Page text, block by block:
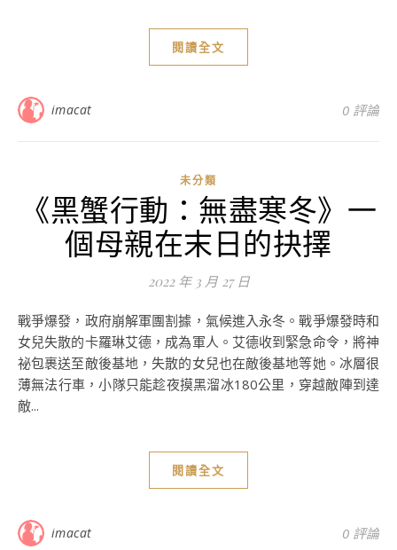
閱讀全文
imacat 0 評論
未分類
《黑蟹行動：無盡寒冬》一
個母親在末日的抉擇
2022 年 3 月 27 日
戰爭爆發，政府崩解軍團割據，氣候進入永冬。戰爭爆發時和
女兒失散的卡羅琳艾德，成為軍人。艾德收到緊急命令，將神
祕包裹送至敵後基地，失散的女兒也在敵後基地等她。冰層很
薄無法行車，小隊只能趁夜摸黑溜冰180公里，穿越敵陣到達
敵...
閱讀全文
imacat 0 評論